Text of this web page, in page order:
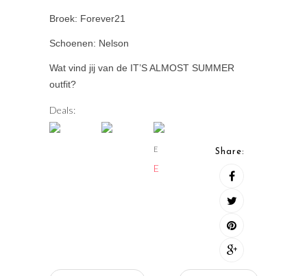
Broek: Forever21
Schoenen: Nelson
Wat vind jij van de IT’S ALMOST SUMMER
outfit?
Deals:
E
E
Share: